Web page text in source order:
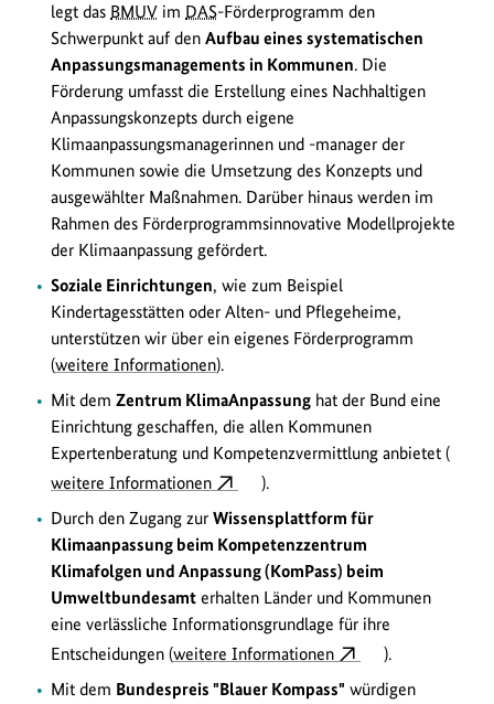
legt das BMUV im DAS-Förderprogramm den
Schwerpunkt auf den Aufbau eines systematischen
Anpassungsmanagements in Kommunen. Die
Förderung umfasst die Erstellung eines Nachhaltigen
Anpassungskonzepts durch eigene
Klimaanpassungsmanagerinnen und -manager der
Kommunen sowie die Umsetzung des Konzepts und
ausgewählter Maßnahmen. Darüber hinaus werden im
Rahmen des Förderprogrammsinnovative Modellprojekte
der Klimaanpassung gefördert.
Soziale Einrichtungen, wie zum Beispiel
Kindertagesstätten oder Alten- und Pflegeheime,
unterstützen wir über ein eigenes Förderprogramm
(weitere Informationen).
Mit dem Zentrum KlimaAnpassung hat der Bund eine
Einrichtung geschaffen, die allen Kommunen
Expertenberatung und Kompetenzvermittlung anbietet (
weitere Informationen
).
Durch den Zugang zur Wissensplattform für
Klimaanpassung beim Kompetenzzentrum
Klimafolgen und Anpassung (KomPass) beim
Umweltbundesamt erhalten Länder und Kommunen
eine verlässliche Informationsgrundlage für ihre
Entscheidungen (weitere Informationen
).
Mit dem Bundespreis "Blauer Kompass" würdigen